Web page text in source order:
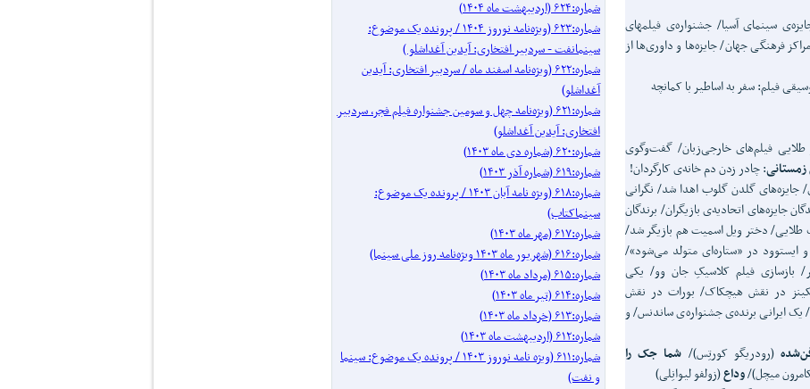
سینمای آسیا/ جشنواره‌ی فیلم­های
فرهنگی جهان/ جایزه‌ها و داوری‌ها از
فیلم: سفر به اساطیر با کمانچه
فیلم‌‌های خارجی‌زبان/ گفت‌وگوی
: چادر زدن دم خانه‌ی کارگردان!
جایزه‌های گلدن گلوب اهدا شد/ نگرانی
جایزه‌های اتحادیه‌ی بازیگران/ برندگان
طلایی/ دختر ویل اسمیت هم بازیگر شد/
در «ستاره‌ای متولد می‌شود»/
بازسازی فیلم کلاسیکِ جان وو/ یکی
در نقش هیچکاک/ بورات در نقش
ایرانی برنده‌ی جشنواره‌ی ساندنس/ و
(رودریگو کورتِس)/ شما جک را
میچل)/وداع(زولفو لیوانِلی)
شماره:۶۲۴ (اردیبهشت ماه ۱۴۰۴)
شماره:۶۲۳ (ویژه‌نامه نوروز ۱۴۰۴ / پرونده یک موضوع:
سینمانفت - سردبیر افتخاری: آیدین آغداشلو )
شماره:۶۲۲ (ویژه‌نامه اسفند ماه / سردبیر افتخاری: آیدین
آغداشلو)
شماره:۶۲۱ (ویژه‌نامه چهل‌ و‌ سومین جشنواره فیلم فجر، سردبیر
افتخاری: آیدین آغداشلو)
شماره:۶۲۰ (شماره دی ماه ۱۴۰۳)
شماره:۶۱۹ (شماره آذر ۱۴۰۳)
شماره:۶۱۸ (ویژه نامه آبان ۱۴۰۳ / پرونده یک موضوع:
سینماکتاب)
شماره:۶۱۷ (مهر ماه ۱۴۰۳)
شماره:۶۱۶ (شهریور ماه ۱۴۰۳ ویژه‌نامه روز ملی سینما)
شماره:۶۱۵ (مرداد ماه ۱۴۰۳)
شماره:۶۱۴ (تیر ماه ۱۴۰۳)
شماره:۶۱۳ (خرداد ماه ۱۴۰۳)
شماره:۶۱۲ (اردیبهشت ماه ۱۴۰۳)
شماره:۶۱۱ (ویژه نامه نوروز ۱۴۰۳ / پرونده یک موضوع: سینما
و نفت)